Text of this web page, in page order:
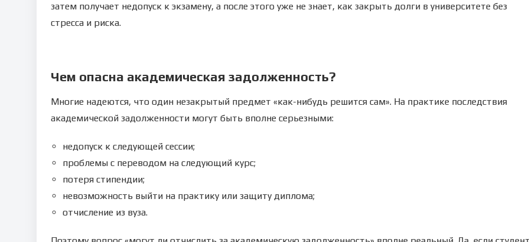
затем получает недопуск к экзамену, а после этого уже не знает, как закрыть долги в университете без
стресса и риска.
Чем опасна академическая задолженность?
Многие надеются, что один незакрытый предмет «как-нибудь решится сам». На практике последствия
академической задолженности могут быть вполне серьезными:
недопуск к следующей сессии;
проблемы с переводом на следующий курс;
потеря стипендии;
невозможность выйти на практику или защиту диплома;
отчисление из вуза.